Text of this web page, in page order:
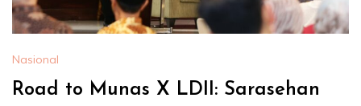
Nasional
Road to Munas X LDII: Sarasehan